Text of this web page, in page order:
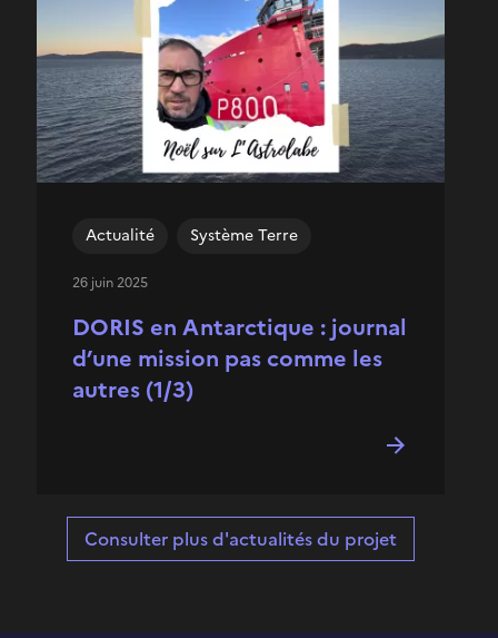
DORIS en Antarctique : journal
d’une mission pas comme les
autres (1/3)
Actualité Système Terre
26 juin 2025
Consulter plus d'actualités du projet